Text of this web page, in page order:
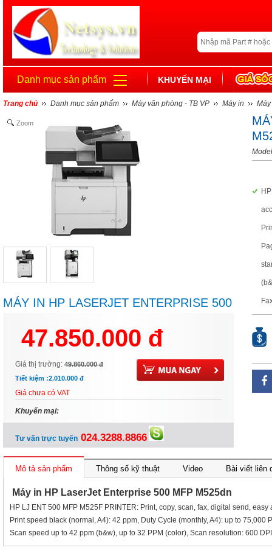
Danh mục sản phẩm KHUYẾN MẠI
Trang chủ Danh mục sản phẩm Máy văn phòng - TB VP Máy in
Zoom
MÁY IN HP LASERJET ENTERPRISE 500
47.850.000 đ
Giá thị trường: 49.860.000 đ
Tiết kiệm :2.010.000 đ
Giá chưa có VAT
Khuyến mại:
Tư vấn trực tuyến 024.3288.8866
Mô tả sản phẩm Thông số kỹ thuật Video Bài viết liên
Máy in HP LaserJet Enterprise 500 MFP M525dn
HP LJ ENT 500 MFP M525F PRINTER: Print, copy, scan, fax, digital send,
Print speed black (normal, A4): 42 ppm, Duty Cycle (monthly, A4): up to
Scan speed up to 42 ppm (b&w), up to 32 PPM (color), Scan resolution: 600